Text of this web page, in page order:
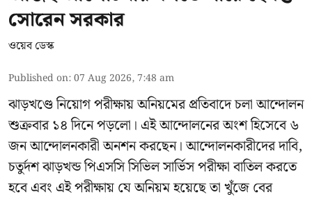
সোরেন সরকার
ওয়েব ডেস্ক
Published on:07 Aug 2026, 7:48 am
ঝাড়খণ্ডে নিয়োগ পরীক্ষায় অনিয়মের প্রতিবাদে চলা আন্দোলন
শুক্রবার ১৪ দিনে পড়লো। এই আন্দোলনের অংশ হিসেবে ৬
জন আন্দোলনকারী অনশন করছেন। আন্দোলনকারীদের দাবি,
চতুর্দশ ঝাড়খন্ড পিএসসি সিভিল সার্ভিস পরীক্ষা বাতিল করতে
হবে এবং এই পরীক্ষায় যে অনিয়ম হয়েছে তা খুঁজে বের